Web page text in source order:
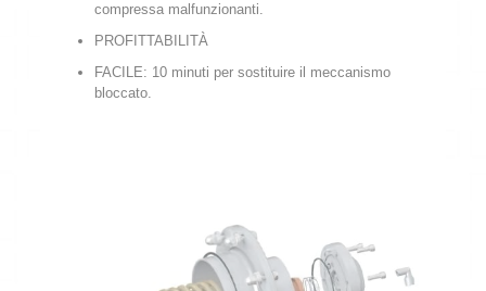
compressa malfunzionanti.
PROFITTABILITÀ
FACILE: 10 minuti per sostituire il meccanismo
bloccato.